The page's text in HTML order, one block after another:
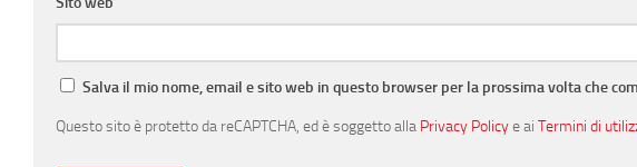
Salva il mio nome, email e sito web in questo browser per la prossima volta che
Questo sito è protetto da reCAPTCHA, ed è soggetto alla Privacy Policye ai Termini di